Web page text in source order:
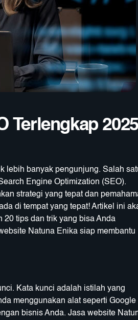
Terlengkap 2025
lebih banyak pengunjung. Salah
Engine Optimization (SEO).
strategi yang tepat dan
di tempat yang tepat! Artikel ini
20 tips dan trik yang bisa Anda
Natuna Enika siap membantu
Kata kunci adalah istilah yang
menggunakan alat seperti Google
bisnis Anda. Jasa website